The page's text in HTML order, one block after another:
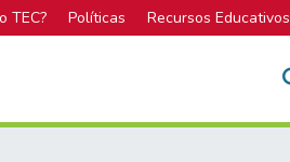
TEC? Políticas Recursos Educativos